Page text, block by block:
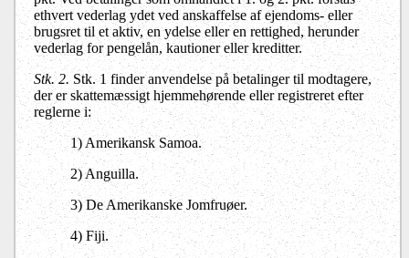
ethvert vederlag ydet ved anskaffelse af ejendoms- eller
brugsret til et aktiv, en ydelse eller en rettighed, herunder
vederlag for pengelån, kautioner eller kreditter.
Stk. 2. Stk. 1 finder anvendelse på betalinger til modtagere,
der er skattemæssigt hjemmehørende eller registreret efter
reglerne i:
1) Amerikansk Samoa.
2) Anguilla.
3) De Amerikanske Jomfruøer.
4) Fiji.